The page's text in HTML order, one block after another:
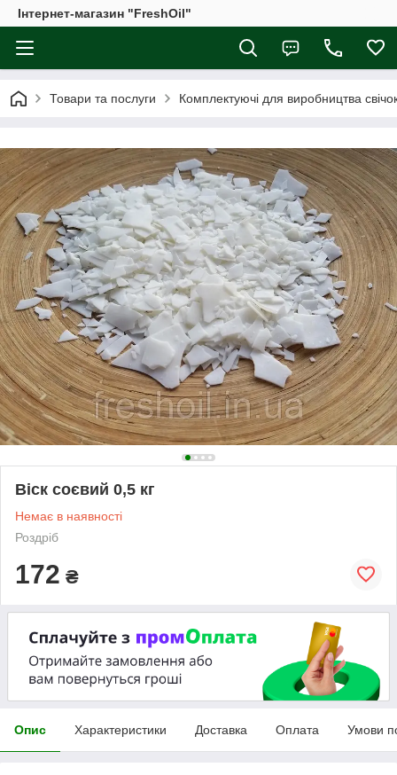
Інтернет-магазин "FreshOil"
Товари та послуги Комплектуючі для виробництва
Віск соєвий 0,5 кг
Немає в наявності
Роздріб
172 ₴
Опис Характеристики Доставка Оплата Умови